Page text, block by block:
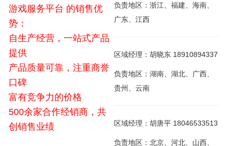
游戏服务平台 的销售优
势：
自生产经营，一站式产品
提供
产品质量可靠，注重商誉
口碑
富有竞争力的价格
500余家合作经销商，共
创销售业绩
负责地区：浙江、福建、海南、
广东、江西
区域经理：胡晓东 18910894337
负责地区：湖南、湖北、广西、
贵州、云南
区域经理：胡唐平 18046533513
负责地区：北京、河北、山西、